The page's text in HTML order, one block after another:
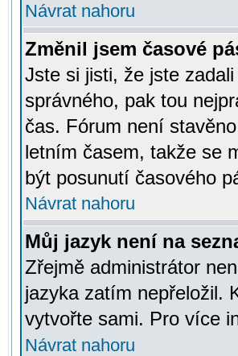
Návrat nahoru
Změnil jsem časové
Jste si jisti, že jste
správného, pak tou
čas. Fórum není
letním časem, takže se
být posunutí časového
Návrat nahoru
Můj jazyk není na
Zřejmě administrátor
jazyka zatím nepřeložil.
vytvořte sami. Pro více
Návrat nahoru